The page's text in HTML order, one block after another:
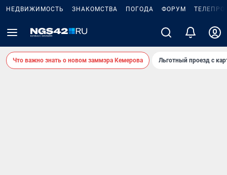
НЕДВИЖИМОСТЬ ЗНАКОМСТВА ПОГОДА ФОРУМ
Что важно знать о новом заммэра Кемерова Льготный проезд с